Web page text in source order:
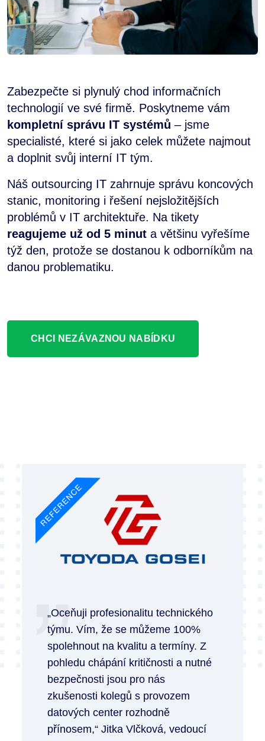
Zabezpečte si plynulý chod informačních
technologií ve své firmě. Poskytneme vám
kompletní správu IT systémů – jsme
specialisté, které si jako celek můžete najmout
a doplnit svůj interní IT tým.
Náš outsourcing IT zahrnuje správu koncových
stanic, monitoring i řešení nejsložitějších
problémů v IT architektuře. Na tikety
reagujeme už od 5 minut a většinu vyřešíme
týž den, protože se dostanou k odborníkům na
danou problematiku.
CHCI NEZÁVAZNOU NABÍDKU
„Oceňuji profesionalitu technického
týmu. Vím, že se můžeme 100%
spolehnout na kvalitu a termíny. Z
pohledu chápání kritičnosti a nutné
bezpečnosti jsou pro nás
zkušenosti kolegů s provozem
datových center rozhodně
přínosem,“ Jitka Vlčková, vedoucí